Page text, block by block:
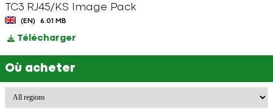
TC3 RJ45/KS Image Pack
(EN) 6.01 MB
Télécharger
Où acheter